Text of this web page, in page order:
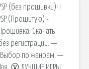
(без прошивки)! I
(Прошитую) -
Скачать
регистрации. —
Выбор по жанрам. —
😵 ЛУЧШИЕ ИГРЫ